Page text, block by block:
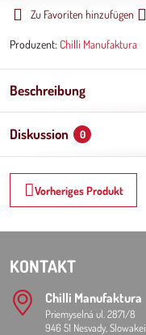
Zu Favoriten hinzufügen
Produzent: Chilli Manufaktura
Beschreibung
Diskussion 0
Vorheriges Produkt
KONTAKT
Chilli Manufaktura
Priemyselná ul. 2871/8
946 51 Nesvady, Slowakei